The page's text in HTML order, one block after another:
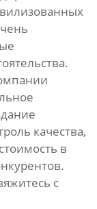
качества,
в
с